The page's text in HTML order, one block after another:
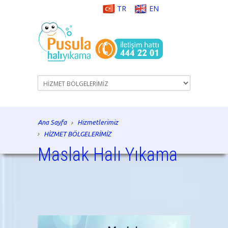
TR EN
Ana Sayfa
Hizmetlerimiz
HİZMET BÖLGELERİMİZ
Maslak Halı Yıkama